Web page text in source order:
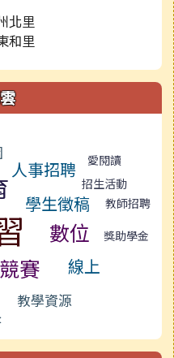
北里
和里
愛閱讀
人事招聘
招生活動
學生徵稿 教師招聘
數位
獎助學金
競賽 線上
教學資源